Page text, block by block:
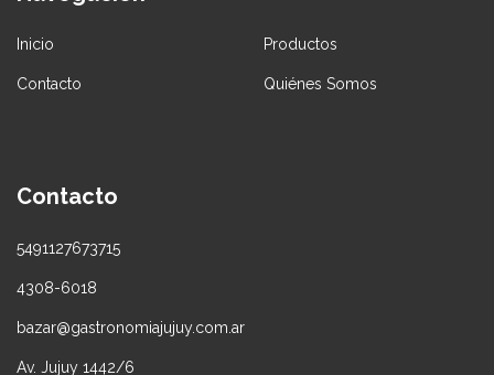
Inicio Productos
Contacto Quiénes Somos
Contacto
5491127673715
4308-6018
bazar@gastronomiajujuy.com.ar
Av. Jujuy 1442/6